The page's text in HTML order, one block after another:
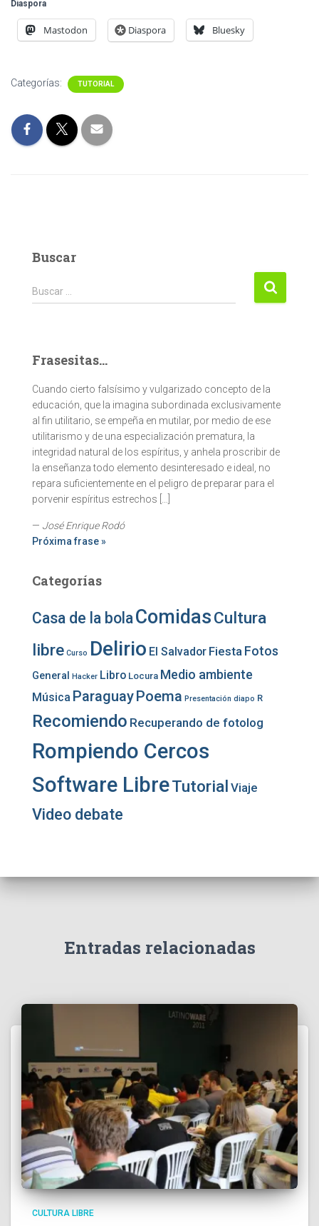
Diaspora
Mastodon Diaspora Bluesky
Categorías: TUTORIAL
Buscar
Buscar:
Buscar …
Frasesitas...
Cuando cierto falsísimo y vulgarizado concepto de la
educación, que la imagina subordinada exclusivamente
al fin utilitario, se empeña en mutilar, por medio de ese
utilitarismo y de una especialización prematura, la
integridad natural de los espíritus, y anhela proscribir de
la enseñanza todo elemento desinteresado e ideal, no
repara suficientemente en el peligro de preparar para el
porvenir espíritus estrechos […]
— José Enrique Rodó
Próxima frase »
Categorías
Casa de la bolaComidasCultura
libre Curso Delirio El Salvador Fiesta Fotos
General Hacker Libro Locura Medio ambiente
Música ParaguayPoema Presentación diapo R
Recomiendo Recuperando de fotolog
Rompiendo Cercos
Software LibreTutorial Viaje
Video debate
Entradas relacionadas
CULTURA LIBRE